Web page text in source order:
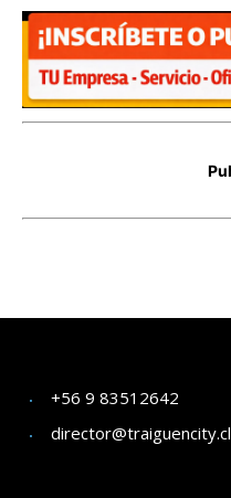
+56 9 83512642
director@traiguencity.cl